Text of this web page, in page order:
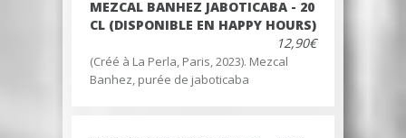
MEZCAL BANHEZ JABOTICABA - 20
CL (DISPONIBLE EN HAPPY HOURS)
12,90€
(Créé à La Perla, Paris, 2023). Mezcal
Banhez, purée de jaboticaba